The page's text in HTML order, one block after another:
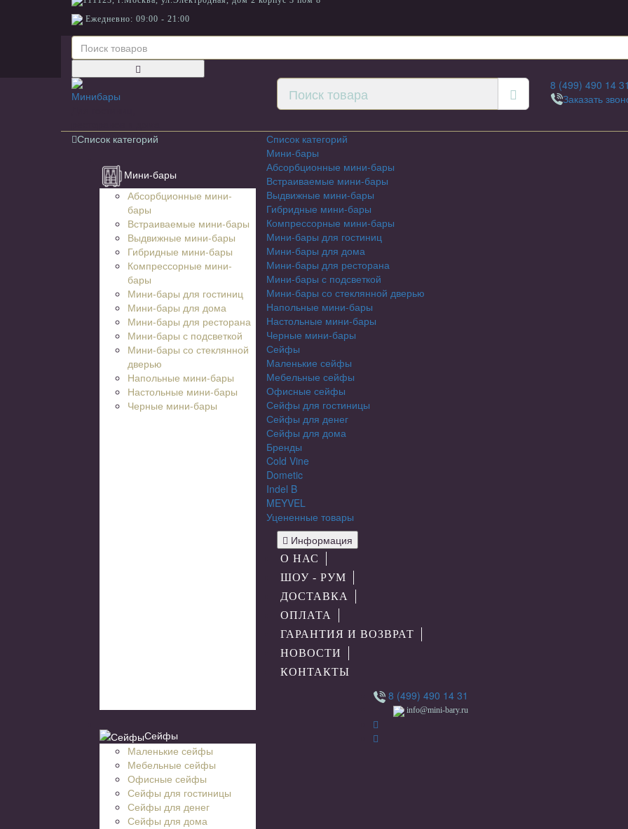
Ежедневно: 09:00 - 21:00
8 (499) 490 14 31
Заказать
Список категорий
Мини-бары
Абсорбционные мини-
бары
Встраиваемые мини-бары
Выдвижные мини-бары
Гибридные мини-бары
Компрессорные мини-
бары
Мини-бары для гостиниц
Мини-бары для дома
Мини-бары для ресторана
Мини-бары с подсветкой
Мини-бары со стеклянной
дверью
Напольные мини-бары
Настольные мини-бары
Черные мини-бары
Сейфы
Маленькие сейфы
Мебельные сейфы
Офисные сейфы
Сейфы для гостиницы
Сейфы для денег
Сейфы для дома
Список категорий
Мини-бары
Абсорбционные мини-бары
Встраиваемые мини-бары
Выдвижные мини-бары
Гибридные мини-бары
Компрессорные мини-бары
Мини-бары для гостиниц
Мини-бары для дома
Мини-бары для ресторана
Мини-бары с подсветкой
Мини-бары со стеклянной дверью
Напольные мини-бары
Настольные мини-бары
Черные мини-бары
Сейфы
Маленькие сейфы
Мебельные сейфы
Офисные сейфы
Сейфы для гостиницы
Сейфы для денег
Сейфы для дома
Бренды
Cold Vine
Dometic
Indel B
MEYVEL
Уцененные товары
Информация
О НАС
ШОУ - РУМ
ДОСТАВКА
ОПЛАТА
ГАРАНТИЯ И ВОЗВРАТ
НОВОСТИ
КОНТАКТЫ
8 (499) 490 14 31
info@mini-bary.ru